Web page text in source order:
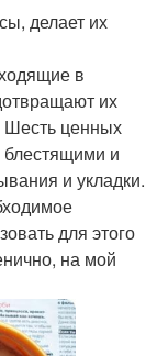
делает их
в
их
Шесть ценных
блестящими и
и укладки.
для этого
на мой